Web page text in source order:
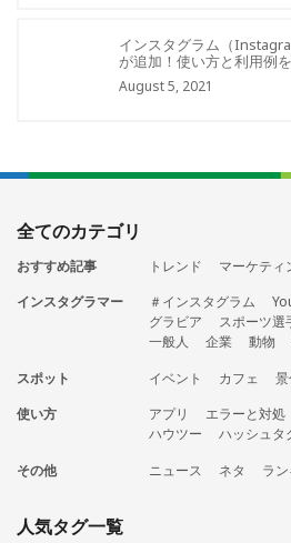
インスタグラム（
が追加！使い方と利用例を
August 5, 2021
全てのカテゴリ
おすすめ記事 トレンド マーケティ
インスタグラマー
＃インスタグラム
グラビア
スポーツ選
一般人
企業 動物
スポット
イベント カフェ
使い方
アプリ エラーと対処
ハウツー
ハッシュタ
その他
ニュース ネタ ラ
人気タグ一覧